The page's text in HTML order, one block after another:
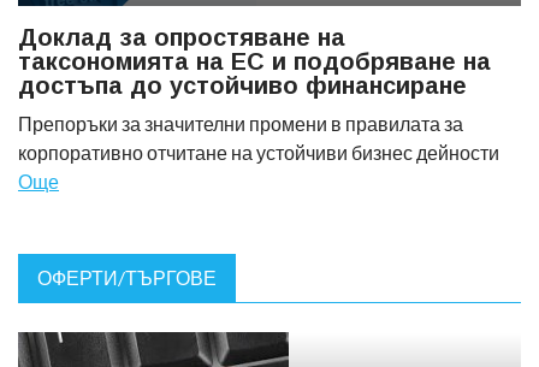
Доклад за опростяване на
таксономията на ЕС и подобряване на
достъпа до устойчиво финансиране
Препоръки за значителни промени в правилата за
корпоративно отчитане на устойчиви бизнес дейности
Още
ОФЕРТИ/ТЪРГОВЕ